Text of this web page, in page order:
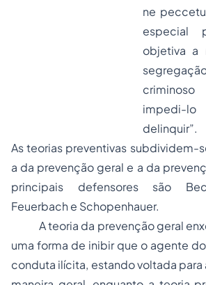
ne
especial
objetiva a
impedi-
delinquir”.
As teorias preventivas subdividem-
a da prevenção geral e a da
principais defensores são
Feuerbach e Schopenhauer.
A teoria da prevenção geral
uma forma de inibir que o agente
conduta ilícita, estando voltada